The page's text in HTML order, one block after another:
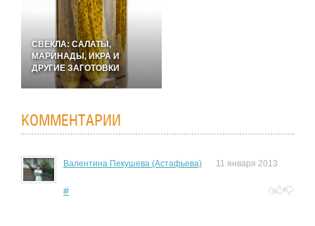
СВЕКЛА: САЛАТЫ,
МАРИНАДЫ, ИКРА И
ДРУГИЕ ЗАГОТОВКИ
КОММЕНТАРИИ
Валентина Пекушева (Астафьева) 11 января 2013
# 0